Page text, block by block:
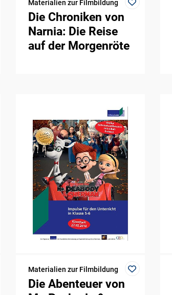
Materialien zur Filmbildung
Die Chroniken von
Narnia: Die Reise
auf der Morgenröte
Materialien zur Filmbildung
Die Abenteuer von